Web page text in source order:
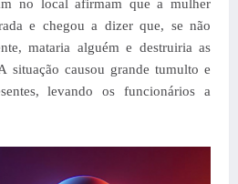
no local afirmam que a mulher
e chegou a dizer que, se não
mataria alguém e destruiria as
situação causou grande tumulto e
levando os funcionários a